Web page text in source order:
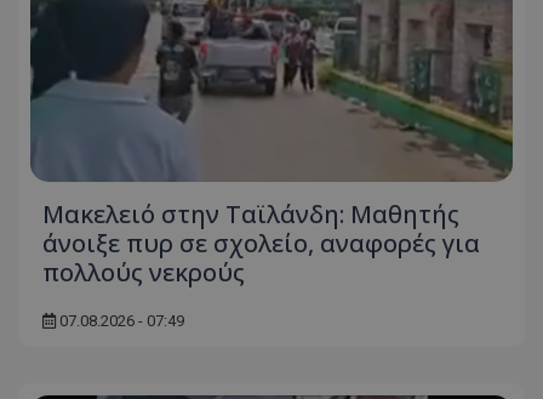
Μακελειό στην Ταϊλάνδη: Μαθητής
άνοιξε πυρ σε σχολείο, αναφορές για
πολλούς νεκρούς
07.08.2026 - 07:49